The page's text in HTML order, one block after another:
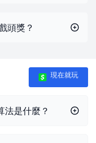
頭獎？
現在就玩
法是什麼？